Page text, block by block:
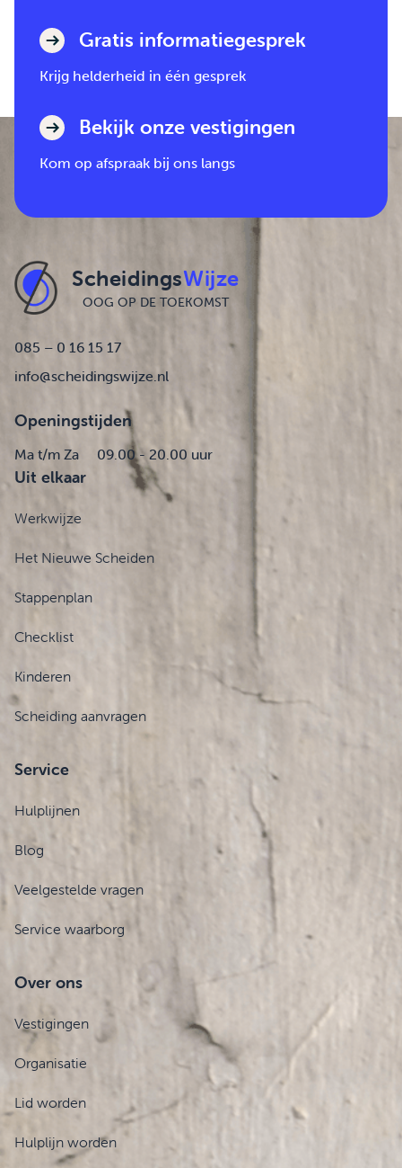
Gratis informatiegesprek
Krijg helderheid in één gesprek
Bekijk onze vestigingen
Kom op afspraak bij ons langs
ScheidingsWijze
OOG OP DE TOEKOMST
085 – 0 16 15 17
info@scheidingswijze.nl
Openingstijden
Ma t/m Za 09.00 - 20.00 uur
Uit elkaar
Werkwijze
Het Nieuwe Scheiden
Stappenplan
Checklist
Kinderen
Scheiding aanvragen
Service
Hulplijnen
Blog
Veelgestelde vragen
Service waarborg
Over ons
Vestigingen
Organisatie
Lid worden
Hulplijn worden